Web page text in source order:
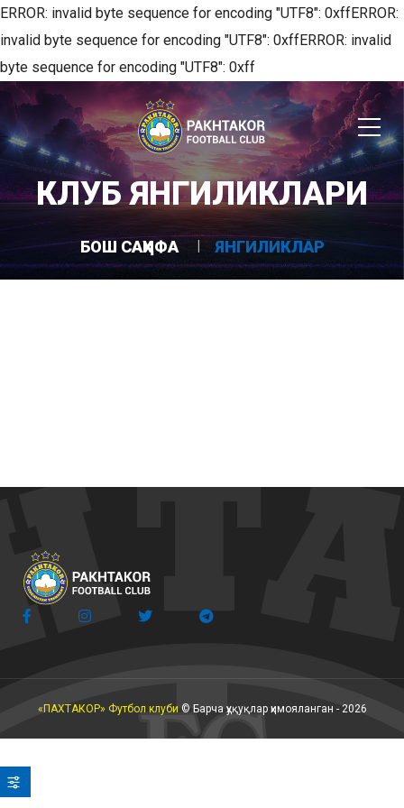
ERROR: invalid byte sequence for encoding "UTF8": 0xffERROR:
invalid byte sequence for encoding "UTF8": 0xffERROR: invalid
byte sequence for encoding "UTF8": 0xff
КЛУБ ЯНГИЛИКЛАРИ
БОШ САҲИФА ЯНГИЛИКЛАР
«ПАХТАКОР» Футбол клуби © Барча ҳуқуқлар ҳимояланган - 2026